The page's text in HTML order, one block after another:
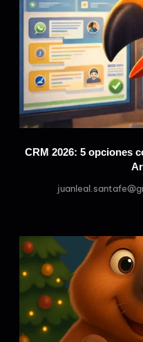
CRM 2026: 5 opciones